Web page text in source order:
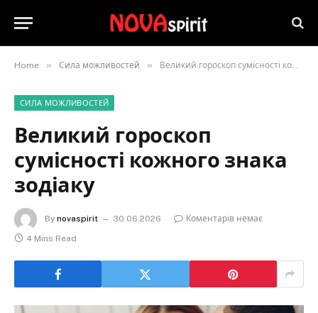
Home » Сила можливостей » Великий гороскоп сумісності кожного знака зодіаку
СИЛА МОЖЛИВОСТЕЙ
Великий гороскоп
сумісності кожного знака
зодіаку
By novaspirit 30.06.2026
Коментарів немає
4 Mins Read